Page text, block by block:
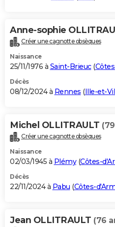
Anne-sophie
Créer une cagnotte obsèques
Naissance
25/11/1976 à Saint-Brieuc(
Décès
08/12/2024 à Rennes (Ille-et-
Michel OLLITRAULT
Créer une cagnotte obsèques
Naissance
02/03/1945 à Plémy(Côtes-
Décès
22/11/2024 à Pabu (Côtes-
Jean OLLITRAULT (76